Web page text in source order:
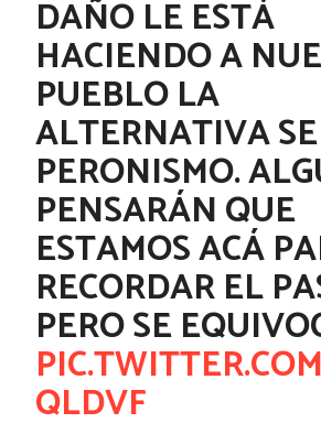
DAÑO LE ESTÁ
HACIENDO A
PUEBLO LA
ALTERNATIVA
PERONISMO.
PENSARÁN QUE
ESTAMOS ACÁ
RECORDAR EL
PERO SE
QLDVF